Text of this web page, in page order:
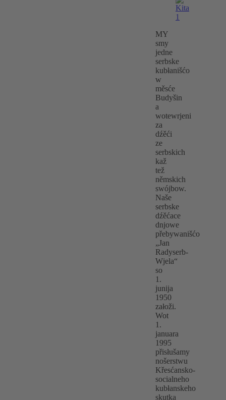
MY
smy
jedne
serbske
kubłanišćo
w
měsće
Budyšin
a
wotewrjeni
za
dźěći
ze
serbskich
kaž
tež
němskich
swójbow.
Naše
serbske
dźěćace
dnjowe
přebywanišćo
„Jan
Radyserb-
Wjela“
so
1.
junija
1950
załoži.
Wot
1.
januara
1995
přisłušamy
nošerstwu
Křesćansko-
socialneho
kubłanskeho
skutka